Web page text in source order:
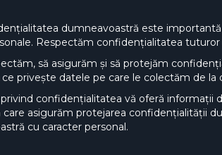
dumneavoastră este
Respectăm confidențialitatea
să asigurăm și să protejăm
privește datele pe care le colectăm de la
confidențialitatea vă oferă informații
asigurăm protejarea confidențialității
cu caracter personal.